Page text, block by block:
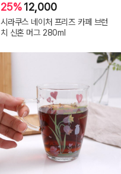
25%12,000
시라쿠스 네이처 프리즈 카페 브런
치 신혼 머그 280ml